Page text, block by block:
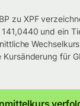
zu XPF
und ein
für